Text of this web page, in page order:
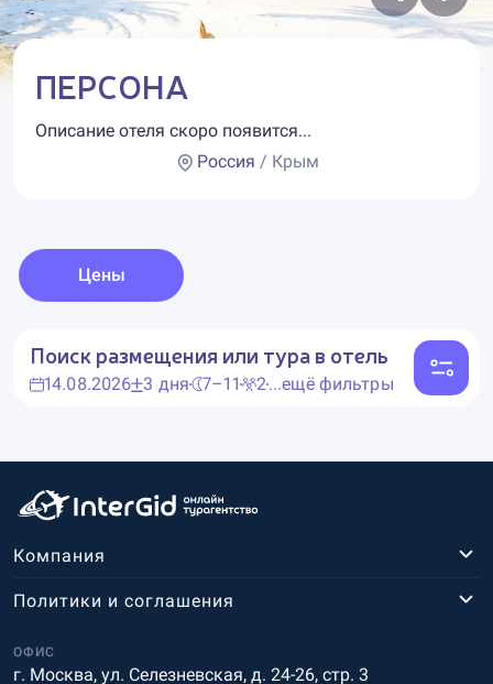
ПЕРСОНА
Описание отеля скоро появится...
Россия / Крым
Цены
Поиск размещения или тура в отель
14.08.2026 3 дня 7–11 2...ещё фильтры
Компания
ОФИС
г. Москва, ул. Селезневская, д. 24-26, стр. 3
Политики и соглашения